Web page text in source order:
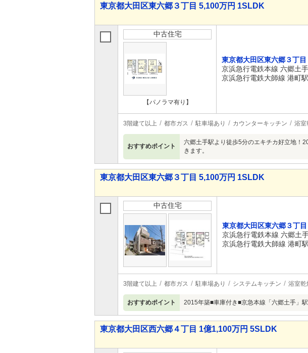
東京都大田区東六郷３丁目 5,100万円 1SLDK
中古住宅
【パノラマ有り】
東京都大田区東六郷３丁目
京浜急行電鉄本線 六郷土
京浜急行電鉄大師線 港町
3階建て以上 都市ガス 駐車場あり カウンターキッチン 浴室
おすすめポイント
六郷土手駅より徒歩5分のエキチカ好立地！
きます。
東京都大田区東六郷３丁目 5,100万円 1SLDK
中古住宅
東京都大田区東六郷３丁目
京浜急行電鉄本線 六郷土
京浜急行電鉄大師線 港町
3階建て以上 都市ガス 駐車場あり システムキッチン 浴室乾
おすすめポイント 2015年築■車庫付き■京急本線「六郷土手」
東京都大田区西六郷４丁目 1億1,100万円 5SLDK